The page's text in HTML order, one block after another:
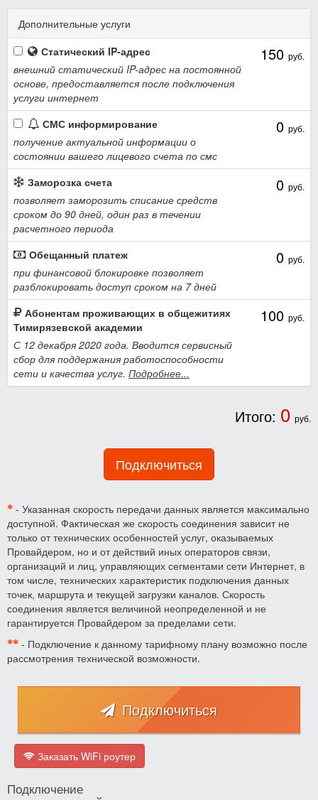
Дополнительные услуги
Статический IP-адрес
внешний статический IP-адрес на постоянной
основе, предоставляется после подключения
услуги интернет
150 руб.
СМС информирование
получение актуальной информации о
состоянии вашего лицевого счета по смс
0 руб.
Заморозка счета
позволяет заморозить списание средств
сроком до 90 дней, один раз в течении
расчетного периода
0 руб.
Обещанный платеж
при финансовой блокировке позволяет
разблокировать доступ сроком на 7 дней
0 руб.
Абонентам проживающих в общежитиях
Тимирязевской академии
С 12 декабря 2020 года. Вводится сервисный
сбор для поддержания работоспособности
сети и качества услуг. Подробнее...
100 руб.
Итого: 0 руб.
Подключиться
✱ - Указанная скорость передачи данных является максимально
доступной. Фактическая же скорость соединения зависит не
только от технических особенностей услуг, оказываемых
Провайдером, но и от действий иных операторов связи,
организаций и лиц, управляющих сегментами сети Интернет, в
том числе, технических характеристик подключения данных
точек, маршрута и текущей загрузки каналов. Скорость
соединения является величиной неопределенной и не
гарантируется Провайдером за пределами сети.
✱✱ - Подключение к данному тарифному плану возможно после
рассмотрения технической возможности.
Подключиться
Заказать WiFi роутер
Подключение